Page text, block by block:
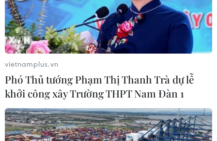
vietnamplus.vn
Phó Thủ tướng Phạm Thị Thanh Trà dự lễ
khởi công xây Trường THPT Nam Đàn 1